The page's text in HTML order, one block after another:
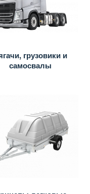
грузовики и
самосвалы